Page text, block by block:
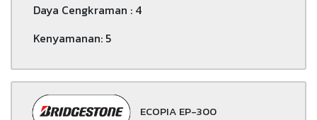
Daya Cengkraman : 4
Kenyamanan: 5
ECOPIA EP-300